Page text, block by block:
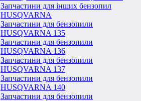
Запчастини для інших бензопил
HUSQVARNA
Запчастини для бензопили
HUSQVARNA 135
Запчастини для бензопили
HUSQVARNA 136
Запчастини для бензопили
HUSQVARNA 137
Запчастини для бензопили
HUSQVARNA 140
Запчастини для бензопили